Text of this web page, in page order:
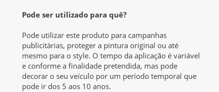
Pode ser utilizado para quê?
Pode utilizar este produto para campanhas
publicitárias, proteger a pintura original ou até
mesmo para o style. O tempo da aplicação é variável
e conforme a finalidade pretendida, mas pode
decorar o seu veículo por um período temporal que
pode ir dos 5 aos 10 anos.